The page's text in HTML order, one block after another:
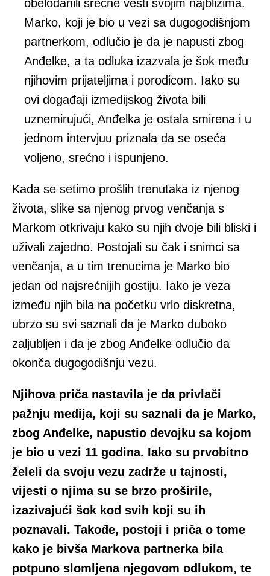
obelodanili srećne vesti svojim najbližima.
Marko, koji je bio u vezi sa dugogodišnjom
partnerkom, odlučio je da je napusti zbog
Anđelke, a ta odluka izazvala je šok među
njihovim prijateljima i porodicom. Iako su
ovi događaji izmedijskog života bili
uznemirujući, Anđelka je ostala smirena i u
jednom intervjuu priznala da se oseća
voljeno, srećno i ispunjeno.
Kada se setimo prošlih trenutaka iz njenog
života, slike sa njenog prvog venčanja s
Markom otkrivaju kako su njih dvoje bili bliski i
uživali zajedno. Postojali su čak i snimci sa
venčanja, a u tim trenucima je Marko bio
jedan od najsrećnijih gostiju. Iako je veza
između njih bila na početku vrlo diskretna,
ubrzo su svi saznali da je Marko duboko
zaljubljen i da je zbog Anđelke odlučio da
okonča dugogodišnju vezu.
Njihova priča nastavila je da privlači
pažnju medija, koji su saznali da je Marko,
zbog Anđelke, napustio devojku sa kojom
je bio u vezi 11 godina. Iako su prvobitno
želeli da svoju vezu zadrže u tajnosti,
vijesti o njima su se brzo proširile,
izazivajući šok kod svih koji su ih
poznavali. Takođe, postoji i priča o tome
kako je bivša Markova partnerka bila
potpuno slomljena njegovom odlukom, te